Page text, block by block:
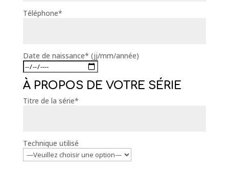
Téléphone*
Date de naissance* (jj/mm/année)
À PROPOS DE VOTRE SÉRIE
Titre de la série*
Technique utilisé